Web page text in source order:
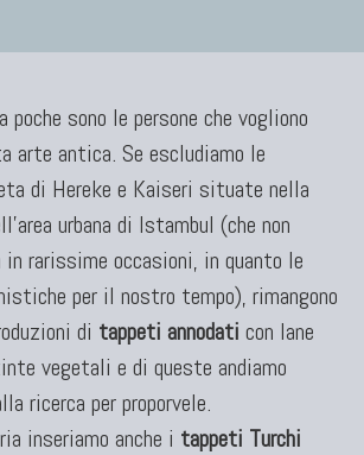
poche sono le persone che vogliono
arte antica. Se escludiamo le
di Hereke e Kaiseri situate nella
urbana di Istambul (che non
rarissime occasioni, in quanto le
per il nostro tempo), rimangono
di tappeti annodati con lane
vegetali e di queste andiamo
ricerca per proporvele.
inseriamo anche i tappeti Turchi